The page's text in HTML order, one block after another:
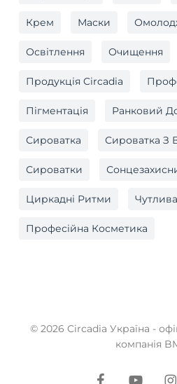
Крем Маски
Освітлення Очищення
Продукція Circadia
Пігментація Ранковий
Сироватка Сироватка З
Сироватки
Циркадні Ритми
Професійна Косметика
© 2026 Circadia Україна -
компанія
facebookyoutube